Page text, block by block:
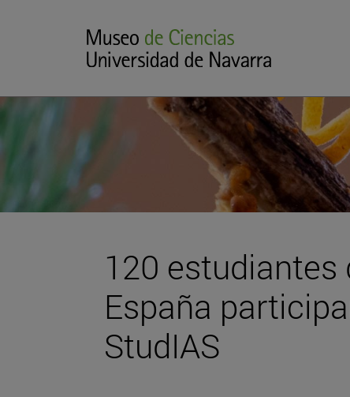
120 estudiantes
España
StudIAS